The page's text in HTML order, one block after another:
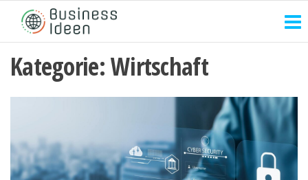
springen
Kategorie:Wirtschaft